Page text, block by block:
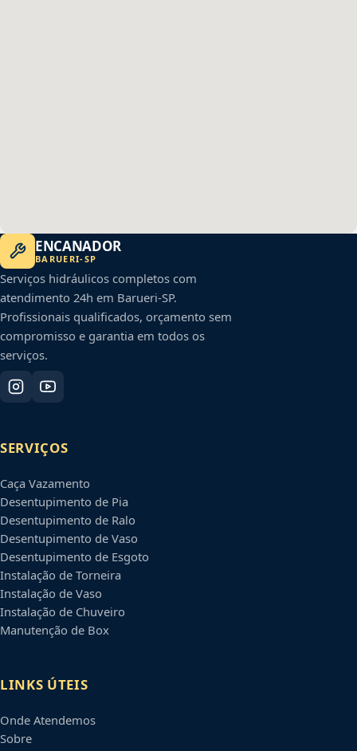
ENCANADOR
BARUERI-SP
Serviços hidráulicos completos com
atendimento 24h em Barueri-SP.
Profissionais qualificados, orçamento sem
compromisso e garantia em todos os
serviços.
SERVIÇOS
Caça Vazamento
Desentupimento de Pia
Desentupimento de Ralo
Desentupimento de Vaso
Desentupimento de Esgoto
Instalação de Torneira
Instalação de Vaso
Instalação de Chuveiro
Manutenção de Box
LINKS ÚTEIS
Onde Atendemos
Sobre